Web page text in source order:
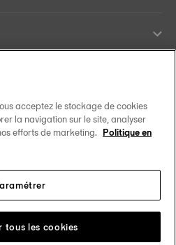
sur les réseaux sociaux
pays Tissot Copyrights 2026
acceptez le stockage de cookies
la navigation sur le site, analyser
efforts de marketing. Politique en
tous les cookies